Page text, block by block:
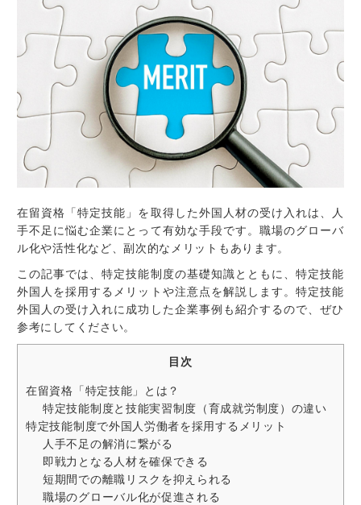
在留資格「特定技能」を取得した外国人材の受け入れは、人
手不足に悩む企業にとって有効な手段です。職場のグローバ
ル化や活性化など、副次的なメリットもあります。
この記事では、特定技能制度の基礎知識とともに、特定技能
外国人を採用するメリットや注意点を解説します。特定技能
外国人の受け入れに成功した企業事例も紹介するので、ぜひ
参考にしてください。
目次
在留資格「特定技能」とは？
特定技能制度と技能実習制度（育成就労制度）の違い
特定技能制度で外国人労働者を採用するメリット
人手不足の解消に繋がる
即戦力となる人材を確保できる
短期間での離職リスクを抑えられる
職場のグローバル化が促進される